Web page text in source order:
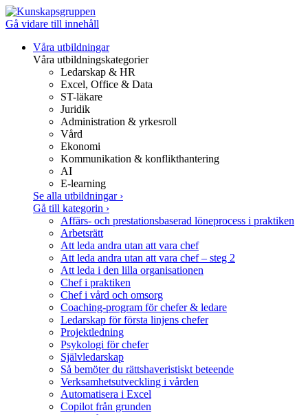
Gå vidare till innehåll
Våra utbildningar
Våra utbildningskategorier
Ledarskap & HR
Excel, Office & Data
ST-läkare
Juridik
Administration & yrkesroll
Vård
Ekonomi
Kommunikation & konflikthantering
AI
E-learning
Se alla utbildningar ›
Gå till kategorin ›
Affärs- och prestationsbaserad löneprocess i praktiken
Arbetsrätt
Att leda andra utan att vara chef
Att leda andra utan att vara chef – steg 2
Att leda i den lilla organisationen
Chef i praktiken
Chef i vård och omsorg
Coaching-program för chefer & ledare
Ledarskap för första linjens chefer
Projektledning
Psykologi för chefer
Självledarskap
Så bemöter du rättshaveristiskt beteende
Verksamhetsutveckling i vården
Automatisera i Excel
Copilot från grunden